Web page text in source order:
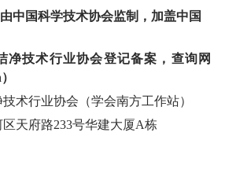
中国科学技术协会监制，加盖中国
净技术行业协会登记备案，查询网
技术行业协会 （学会南方工作站）
天府路233号华建大厦A栋